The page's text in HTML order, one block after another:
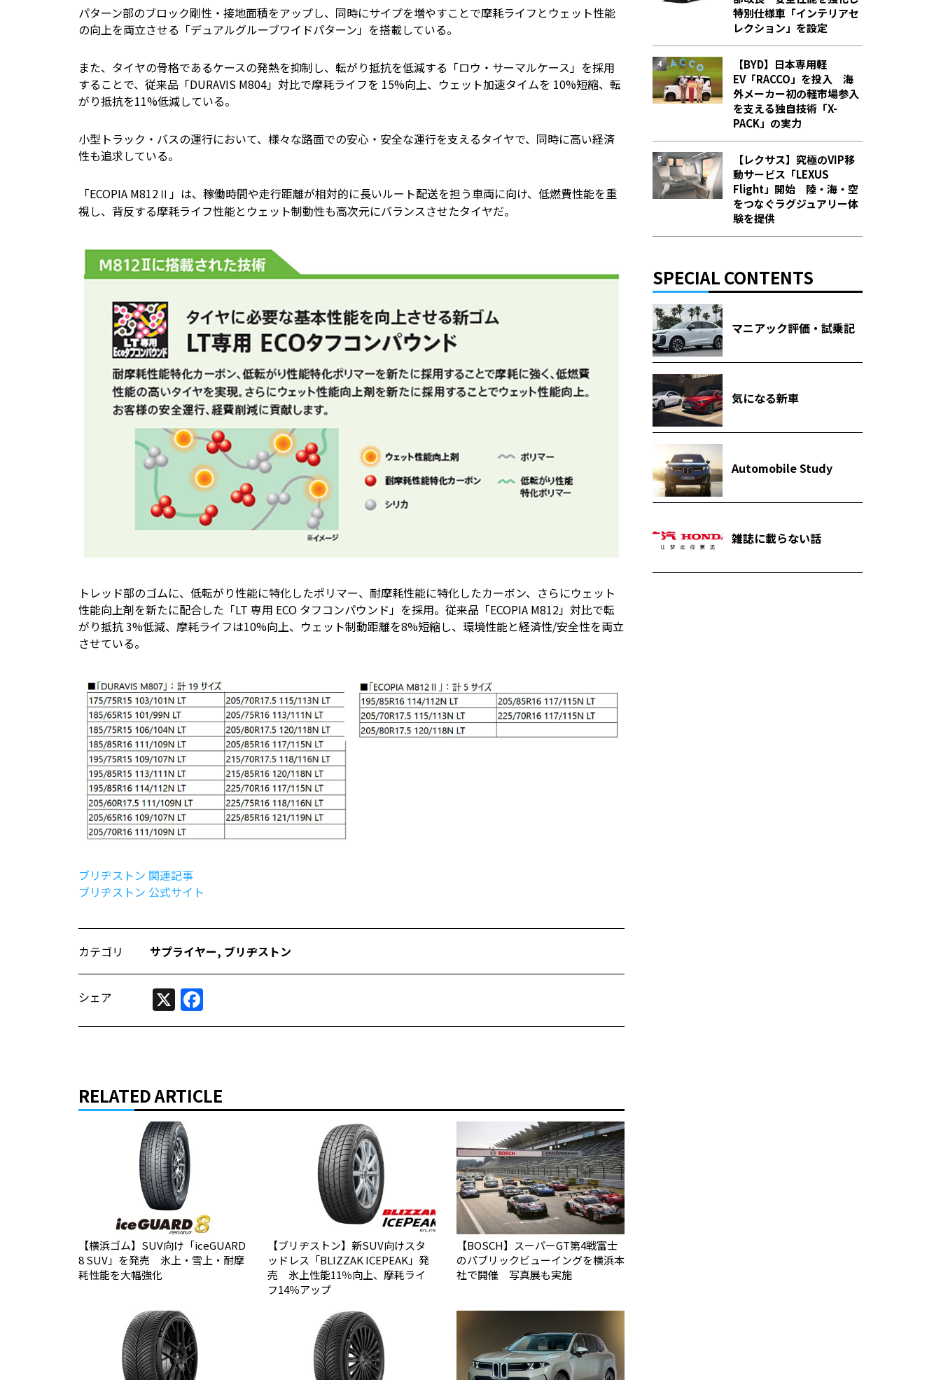
パターン部のブロック剛性・接地面積をアップし、同時にサイプを増やすことで摩耗ライフとウェット性能
の向上を両立させる「デュアルグルーブワイドパターン」を搭載している。
また、タイヤの骨格であるケースの発熱を抑制し、転がり抵抗を低減する「ロウ・サーマルケース」を採用
することで、従来品「DURAVIS M804」対比で摩耗ライフを 15%向上、ウェット加速タイムを 10%短縮、転
がり抵抗を11%低減している。
小型トラック・バスの運行において、様々な路面での安心・安全な運行を支えるタイヤで、同時に高い経済
性も追求している。
「ECOPIA M812Ⅱ」は、稼働時間や走行距離が相対的に長いルート配送を担う車両に向け、低燃費性能を重
視し、背反する摩耗ライフ性能とウェット制動性も高次元にバランスさせたタイヤだ。
トレッド部のゴムに、低転がり性能に特化したポリマー、耐摩耗性能に特化したカーボン、さらにウェット
性能向上剤を新たに配合した「LT 専用 ECO タフコンパウンド」を採用。従来品「ECOPIA M812」対比で転
がり抵抗 3%低減、摩耗ライフは10%向上、ウェット制動距離を8%短縮し、環境性能と経済性/安全性を両立
させている。
ブリヂストン 関連記事
ブリヂストン 公式サイト
カテゴリ サプライヤー, ブリヂストン
シェア X
RELATED ARTICLE
【横浜ゴム】SUV向け「iceGUARD
8 SUV」を発売 氷上・雪上・耐摩
耗性能を大幅強化
【ブリヂストン】新SUV向けスタ
ッドレス「BLIZZAK ICEPEAK」発
売 氷上性能11％向上、摩耗ライ
フ14％アップ
【BOSCH】スーパーGT第4戦富士
のパブリックビューイングを横浜本
社で開催 写真展も実施
特別仕様車「インテリアセ
レクション」を設定
【BYD】日本専用軽
EV「RACCO」を投入 海
外メーカー初の軽市場参入
を支える独自技術「X-
PACK」の実力
【レクサス】究極のVIP移
動サービス「LEXUS
Flight」開始 陸・海・空
をつなぐラグジュアリー体
験を提供
SPECIAL CONTENTS
マニアック評価・試乗記
気になる新車
Automobile Study
雑誌に載らない話